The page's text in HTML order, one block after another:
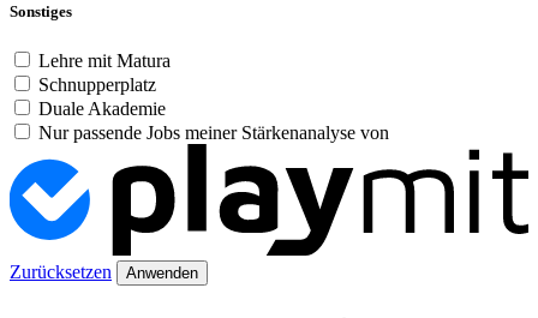
Sonstiges
Lehre mit Matura
Schnupperplatz
Duale Akademie
Nur passende Jobs meiner Stärkenanalyse von
Zurücksetzen Anwenden